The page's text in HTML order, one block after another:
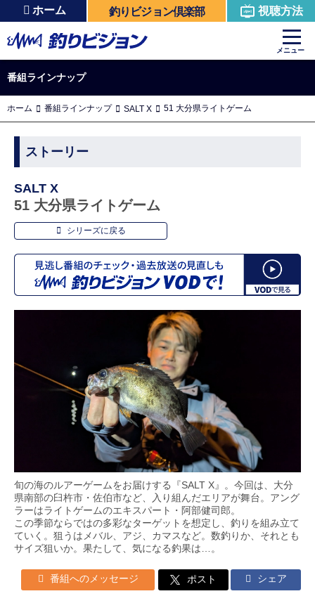
ホーム 釣りビジョン倶楽部 視聴方法
メニュー
番組ラインナップ
ホーム 番組ラインナップ SALT X 51 大分県ライトゲーム
ストーリー
SALT X
51 大分県ライトゲーム
シリーズに戻る
旬の海のルアーゲームをお届けする『SALT X』。今回は、大分
県南部の臼杵市・佐伯市など、入り組んだエリアが舞台。アング
ラーはライトゲームのエキスパート・阿部健司郎。
この季節ならではの多彩なターゲットを想定し、釣りを組み立て
ていく。狙うはメバル、アジ、カマスなど。数釣りか、それとも
サイズ狙いか。果たして、気になる釣果は…。
番組へのメッセージ ポスト シェア